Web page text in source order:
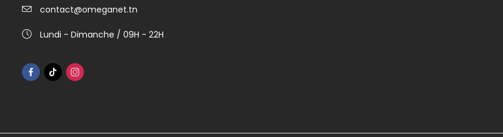
contact@omeganet.tn
Lundi - Dimanche / 09H - 22H